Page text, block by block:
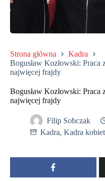
Strona główna
Kadra
Bogusław Kozłowski: Praca
najwięcej frajdy
Bogusław Kozłowski: Praca
najwięcej frajdy
Filip Sobczak
Kadra, Kadra kobiet